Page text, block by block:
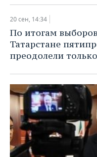
20 сен, 14:34
По итогам
Татарстане
преодолели